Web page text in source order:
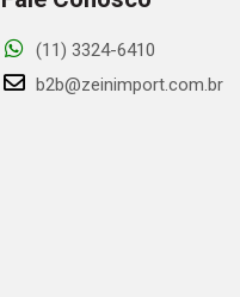
(11) 3324-6410
b2b@zeinimport.com.br